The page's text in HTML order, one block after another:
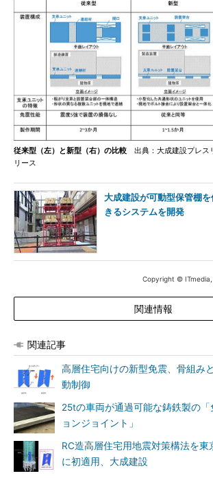
従来型（左）と新型（右）の比較 出典：大成建設プレス
リース
大成建設が可動型保管棚
きるシステムを開発
Copyright © ITmedia,
関連情報
関連記事
高層住宅向けの新型免震、骨組み
動制御
25tの車両が通過可能な鋳鉄製の
ョンジョイント」
RC造高層住宅用地震対策構法を東
に初適用、大成建設